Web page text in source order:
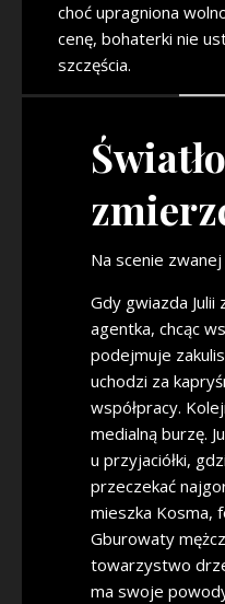
choć upragniona
cenę, bohaterki nie
szczęścia.
Na scenie
Gdy gwiazda Julii
agentka, chcąc
podejmuje
uchodzi za
współpracy.
medialną burzę.
u przyjaciółki,
przeczekać
mieszka Kosma,
Gburowaty
towarzystwo
ma swoje